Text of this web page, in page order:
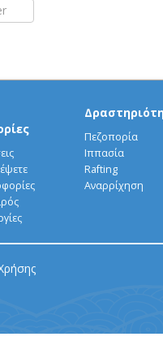
Πεζοπορία
Ιππασία
Rafting
Αναρρίχηση